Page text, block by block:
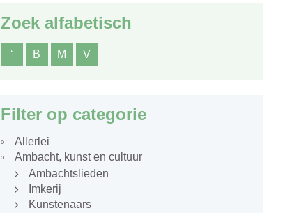
Zoek alfabetisch
‘ B M V
Filter op categorie
Allerlei
Ambacht, kunst en cultuur
Ambachtslieden
Imkerij
Kunstenaars